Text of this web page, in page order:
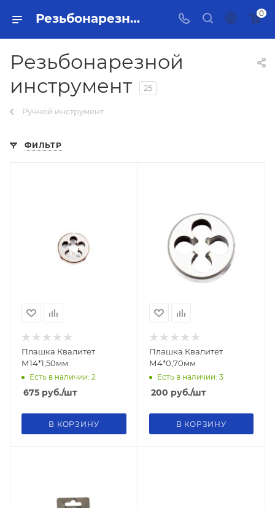
Резьбонарезной инструмент Тольятти - купить в интернет-магазине, каталог с ценами и характеристиками 0
Резьбонарезной
инструмент
25
Ручной инструмент
ФИЛЬТР
Плашка Квалитет
М14*1,50мм
Есть в наличии: 2
675 руб./шт
В КОРЗИНУ
Плашка Квалитет
М4*0,70мм
Есть в наличии: 3
200 руб./шт
В КОРЗИНУ